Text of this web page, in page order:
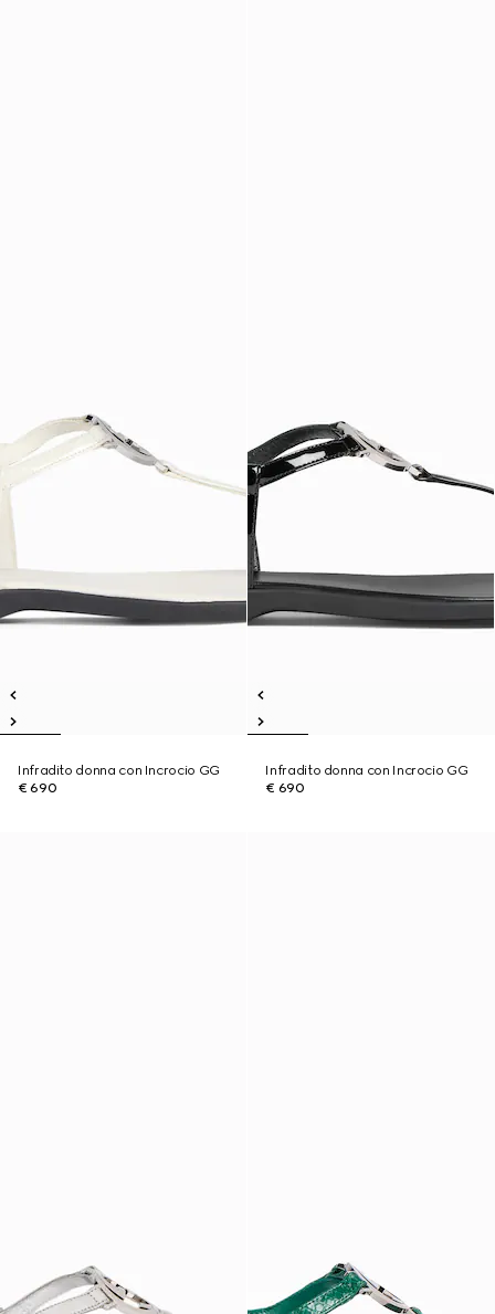
Infradito donna con Incrocio GG
€ 690
Infradito donna con Incrocio GG
€ 690